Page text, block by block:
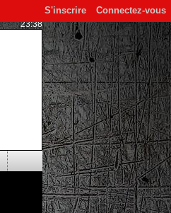
Connectez-vous
S'inscrire
23:38